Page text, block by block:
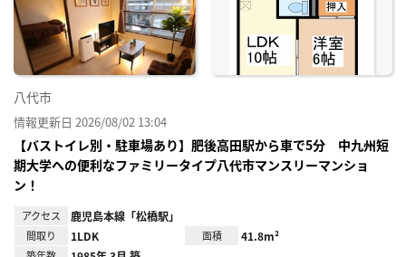
八代市
情報更新日 2026/08/02 13:04
【バストイレ別・駐車場あり】肥後高田駅から車で5分 中九州短
期大学への便利なファミリータイプ八代市マンスリーマンショ
ン！
アクセス 鹿児島本線「松橋駅」
間取り 1LDK 面積 41.8m²